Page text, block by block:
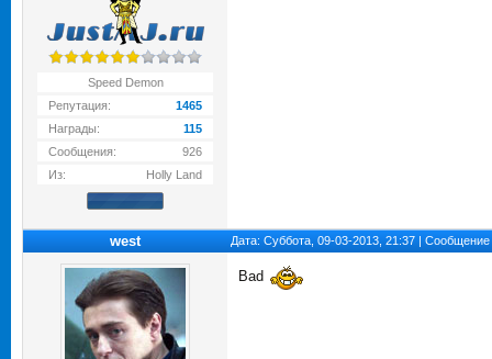
Speed Demon
Репутация:
1465
Награды:
115
Сообщения:
926
Из:
Holly Land
west Дата: Суббота, 09-03-2013, 21:37 |
Bad